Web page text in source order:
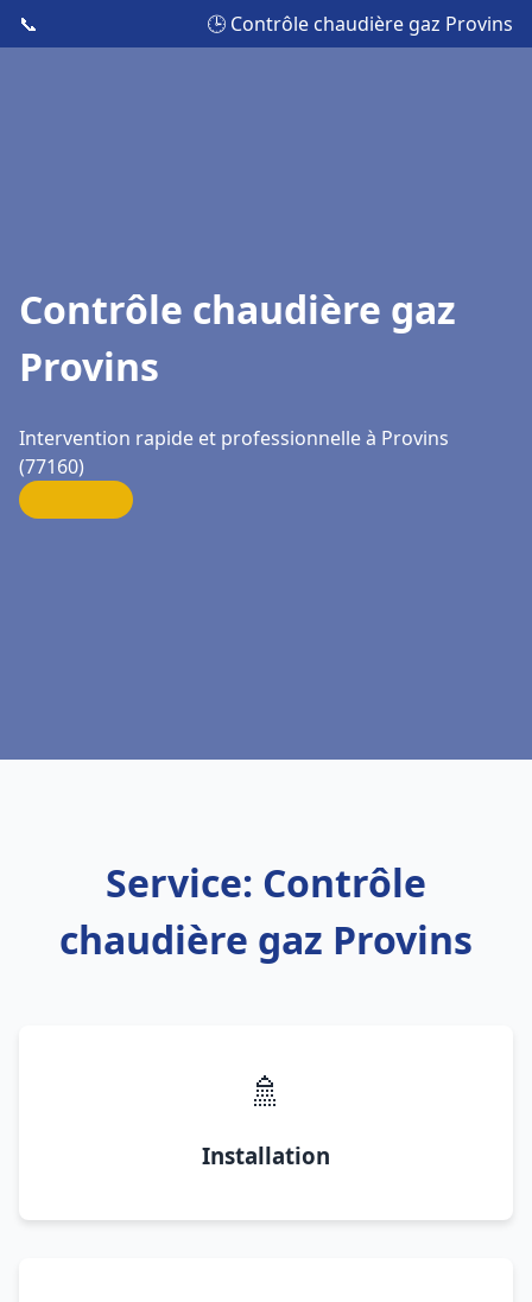
📞 🕒 Contrôle chaudière gaz Provins
Contrôle chaudière gaz
Provins
Intervention rapide et professionnelle à Provins
(77160)
Service: Contrôle
chaudière gaz Provins
🚿
Installation